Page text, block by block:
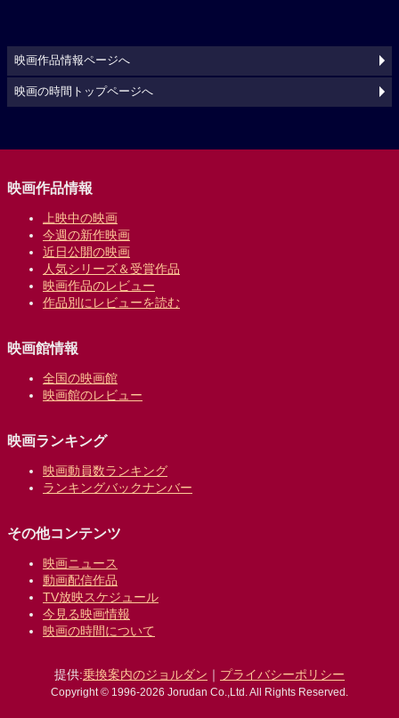
映画作品情報ページへ
映画の時間トップページへ
映画作品情報
上映中の映画
今週の新作映画
近日公開の映画
人気シリーズ＆受賞作品
映画作品のレビュー
作品別にレビューを読む
映画館情報
全国の映画館
映画館のレビュー
映画ランキング
映画動員数ランキング
ランキングバックナンバー
その他コンテンツ
映画ニュース
動画配信作品
TV放映スケジュール
今見る映画情報
映画の時間について
提供:乗換案内のジョルダン ｜ プライバシーポリシー
Copyright © 1996-2026 Jorudan Co.,Ltd. All Rights Reserved.